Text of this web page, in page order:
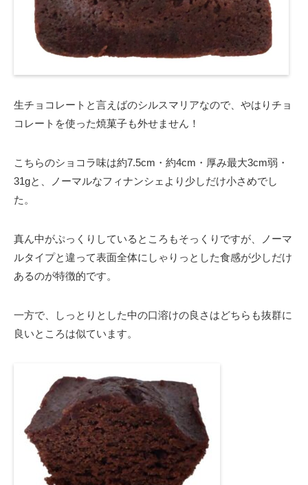
生チョコレートと言えばのシルスマリアなので、やはりチョ
コレートを使った焼菓子も外せません！
こちらのショコラ味は約7.5cm・約4cm・厚み最大3cm弱・
31gと、ノーマルなフィナンシェより少しだけ小さめでし
た。
真ん中がぷっくりしているところもそっくりですが、ノーマ
ルタイプと違って表面全体にしゃりっとした食感が少しだけ
あるのが特徴的です。
一方で、しっとりとした中の口溶けの良さはどちらも抜群に
良いところは似ています。